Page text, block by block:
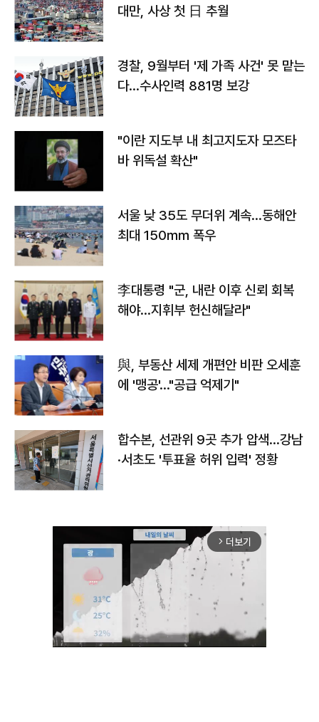
대만, 사상 첫 日 추월
경찰, 9월부터 '제 가족 사건' 못 맡는
다…수사인력 881명 보강
"이란 지도부 내 최고지도자 모즈타
바 위독설 확산"
서울 낮 35도 무더위 계속…동해안
최대 150㎜ 폭우
李대통령 "군, 내란 이후 신뢰 회복
해야…지휘부 헌신해달라"
與, 부동산 세제 개편안 비판 오세훈
에 '맹공'…"공급 억제기"
합수본, 선관위 9곳 추가 압색…강남
·서초도 '투표율 허위 입력' 정황
arrow_forward_ios 더보기